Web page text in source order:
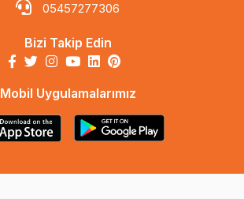
05457277306
Bizi Takip Edin
Mobil Uygulamalarımız